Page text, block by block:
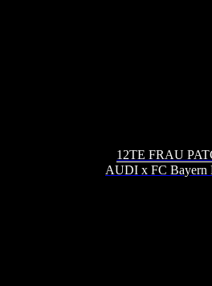
12TE FRAU
AUDI x FC Bayern